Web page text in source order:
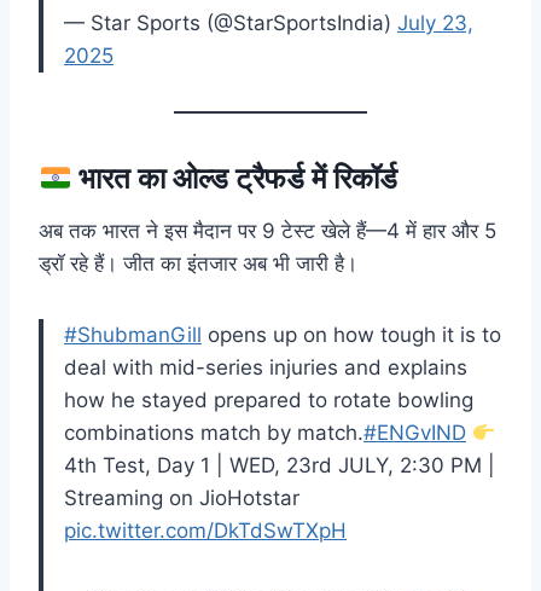
— Star Sports (@StarSportsIndia) July 23,
2025
भारत का ओल्ड ट्रैफर्ड में रिकॉर्ड
अब तक भारत ने इस मैदान पर 9 टेस्ट खेले हैं—4 में हार और 5
ड्रॉ रहे हैं। जीत का इंतजार अब भी जारी है।
#ShubmanGill opens up on how tough it is to
deal with mid-series injuries and explains
how he stayed prepared to rotate bowling
combinations match by match.#ENGvIND
4th Test, Day 1 | WED, 23rd JULY, 2:30 PM |
Streaming on JioHotstar
pic.twitter.com/DkTdSwTXpH